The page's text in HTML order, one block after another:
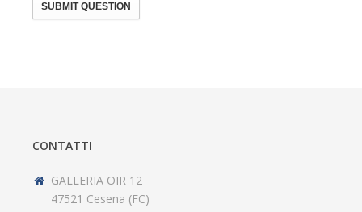
SUBMIT QUESTION
CONTATTI
GALLERIA OIR 12
47521 Cesena (FC)